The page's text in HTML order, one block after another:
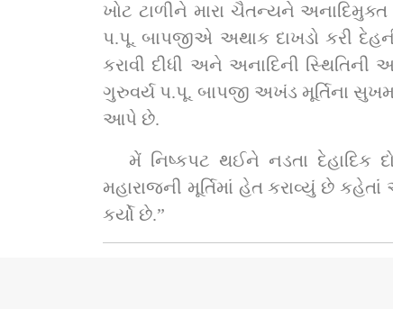
ખોટ ટાળીને મારા ચૈતન્યને અનાદિમુક્ત
પ.પૂ. બાપજીએ અથાક દાખડો કરી
કરાવી દીધી અને અનાદિની સ્થિતિની
ગુરુવર્ય પ.પૂ. બાપજી અખંડ મૂર્તિના
આપે છે.
મેં નિષ્કપટ થઈને નડતા દેહાદિક
મહારાજની મૂર્તિમાં હેત કરાવ્યું છે
કર્યો છે.”